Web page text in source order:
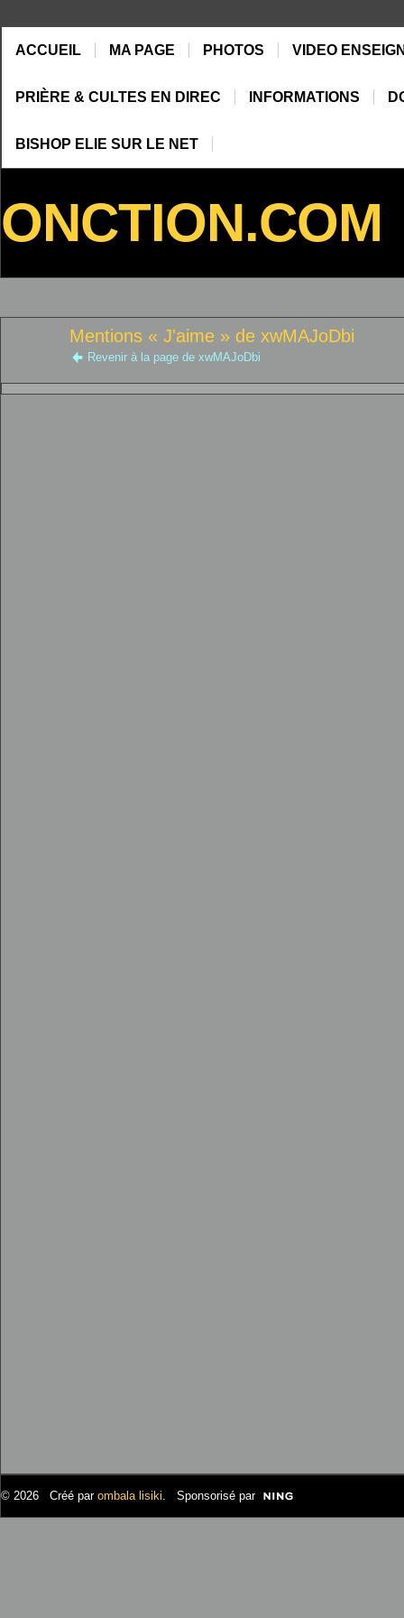
ACCUEIL MA PAGE PHOTOS VIDEO
PRIÈRE & CULTES EN DIREC INFORMATIONS
BISHOP ELIE SUR LE NET
ONCTION.COM
Mentions « J'aime » de xwMAJoDbi
Revenir à la page de xwMAJoDbi
© 2026 Créé par ombala lisiki. Sponsorisé par